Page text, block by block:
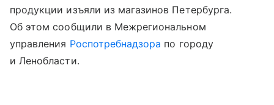
продукции изъяли из магазинов Петербурга.
Об этом сообщили в Межрегиональном
управления Роспотребнадзора по городу
и Ленобласти.